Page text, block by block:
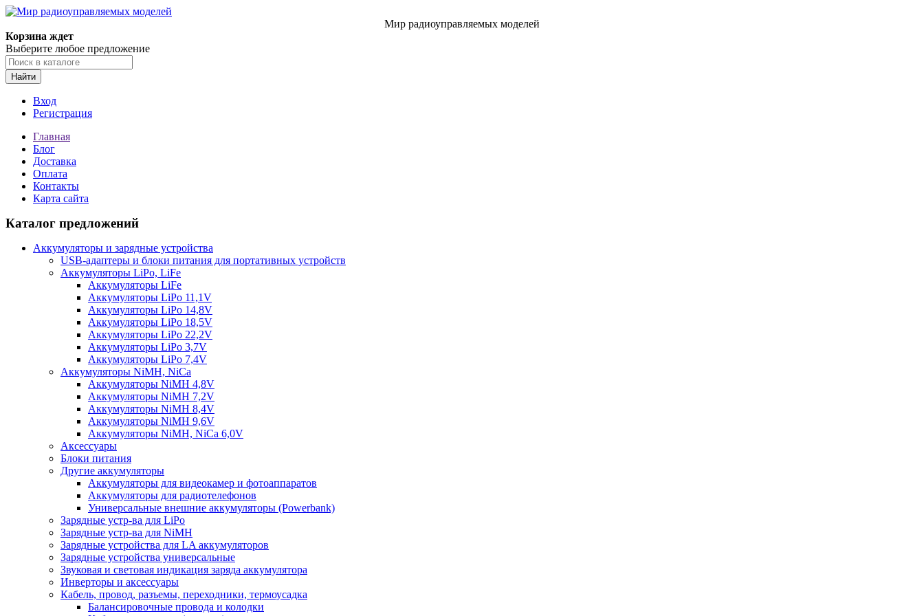
Мир радиоуправляемых моделей
Корзина ждет
Выберите любое предложение
Найти
Вход
Регистрация
Главная
Блог
Доставка
Оплата
Контакты
Карта сайта
Каталог предложений
Аккумуляторы и зарядные устройства
USB-адаптеры и блоки питания для портативных устройств
Аккумуляторы LiPo, LiFe
Аккумуляторы LiFe
Аккумуляторы LiPo 11,1V
Аккумуляторы LiPo 14,8V
Аккумуляторы LiPo 18,5V
Аккумуляторы LiPo 22,2V
Аккумуляторы LiPo 3,7V
Аккумуляторы LiPo 7,4V
Аккумуляторы NiMH, NiCa
Аккумуляторы NiMH 4,8V
Аккумуляторы NiMH 7,2V
Аккумуляторы NiMH 8,4V
Аккумуляторы NiMH 9,6V
Аккумуляторы NiMH, NiCa 6,0V
Аксессуары
Блоки питания
Другие аккумуляторы
Аккумуляторы для видеокамер и фотоаппаратов
Аккумуляторы для радиотелефонов
Универсальные внешние аккумуляторы (Powerbank)
Зарядные устр-ва для LiPo
Зарядные устр-ва для NiMH
Зарядные устройства для LA аккумуляторов
Зарядные устройства универсальные
Звуковая и световая индикация заряда аккумулятора
Инверторы и аксессуары
Кабель, провод, разъемы, переходники, термоусадка
Балансировочные провода и колодки